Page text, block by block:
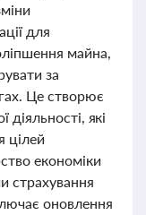
для
майна,
за
Це створює
діяльності, які
цілей
економіки
страхування
оновлення